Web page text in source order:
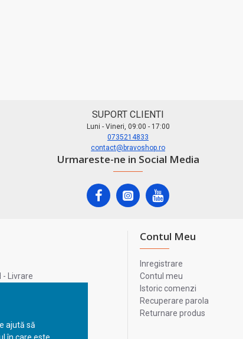
ajută să
SUPORT CLIENTI
Luni - Vineri, 09:00 - 17:00
0735214833
contact@bravoshop.ro
Urmareste-ne in Social Media
- Livrare
Contul Meu
Inregistrare
Contul meu
Istoric comenzi
Recuperare parola
Returnare produs